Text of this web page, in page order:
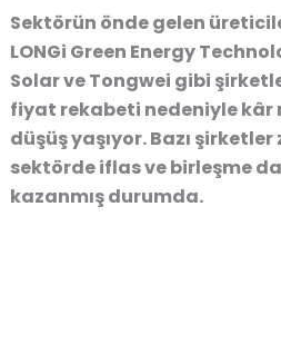
Sektörün önde gelen
LONGi Green Energy
Solar ve Tongwei gibi
fiyat rekabeti nedeniyle kâr
düşüş yaşıyor. Bazı
sektörde iflas ve birleşme
kazanmış durumda.